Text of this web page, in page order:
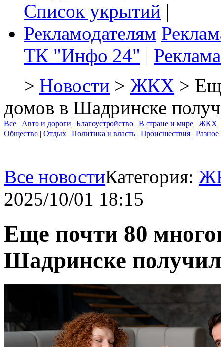
Список укрытий |
Рекламодателям
ТК "Инфо 24" |
> Новости > ЖКХ >
домов в Шадринске
Все | Авто и дороги | Благоустройство | В стране и мире | ЖКХ
Общество | Отдых | Политика и власть | Происшествия | Разное
Все новостиКатегория:
2025/10/01 18:15
Еще почти 80
Шадринске